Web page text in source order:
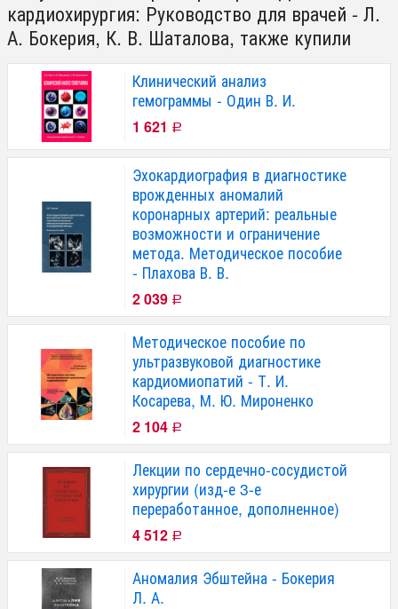
кардиохирургия: Руководство для врачей - Л.
А. Бокерия, К. В. Шаталова, также купили
Клинический анализ
гемограммы - Один В. И.
1 621 Р
Эхокардиография в диагностике
врожденных аномалий
коронарных артерий: реальные
возможности и ограничение
метода. Методическое пособие
- Плахова В. В.
2 039 Р
Методическое пособие по
ультразвуковой диагностике
кардиомиопатий - Т. И.
Косарева, М. Ю. Мироненко
2 104 Р
Лекции по сердечно-сосудистой
хирургии (изд-е 3-е
переработанное, дополненное)
4 512 Р
Аномалия Эбштейна - Бокерия
Л. А.